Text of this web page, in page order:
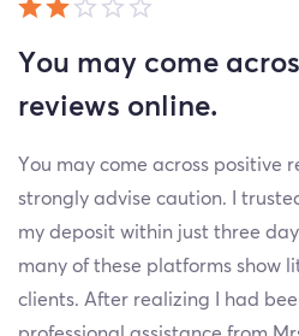
You may come
reviews online.
You may come across positive
strongly advise caution. I
my deposit within just three
many of these platforms show
clients. After realizing I had